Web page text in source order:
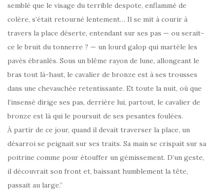
semblé que le visage du terrible despote, enflammé de
colère, s’était retourné lentement… Il se mit à courir à
travers la place déserte, entendant sur ses pas — ou serait-
ce le bruit du tonnerre ? — un lourd galop qui martèle les
pavés ébranlés. Sous un blême rayon de lune, allongeant le
bras tout là-haut, le cavalier de bronze est à ses trousses
dans une chevauchée retentissante. Et toute la nuit, où que
l’insensé dirige ses pas, derrière lui, partout, le cavalier de
bronze est là qui le poursuit de ses pesantes foulées.
À partir de ce jour, quand il devait traverser la place, un
désarroi se peignait sur ses traits. Sa main se crispait sur sa
poitrine comme pour étouffer un gémissement. D’un geste,
il découvrait son front et, baissant humblement la tête,
passait au large.”